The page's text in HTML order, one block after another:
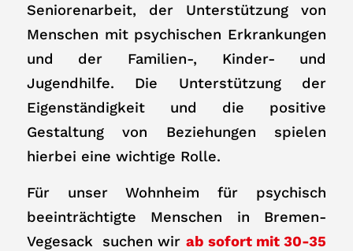
Seniorenarbeit, der Unterstützung von
Menschen mit psychischen Erkrankungen
und der Familien-, Kinder- und
Jugendhilfe. Die Unterstützung der
Eigenständigkeit und die positive
Gestaltung von Beziehungen spielen
hierbei eine wichtige Rolle.
Für unser Wohnheim für psychisch
beeinträchtigte Menschen in Bremen-
Vegesack suchen wir ab sofort mit 30-35